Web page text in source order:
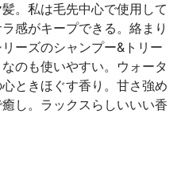
。私は毛先中心で使用して
感がキープできる。絡まり
ーズのシャンプー&トリー
のも使いやすい。ウォータ
ときほぐす香り。甘さ強め
し。ラックスらしいいい香